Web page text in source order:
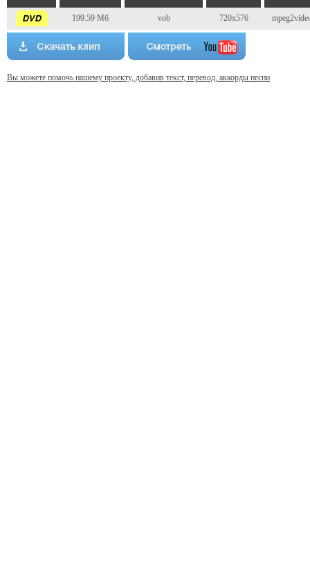
199.59 Мб vob 720x576
Вы можете помочь нашему проекту, добавив текст, перевод, аккорды песни